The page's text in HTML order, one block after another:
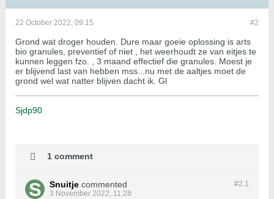
#2
22 October 2022, 09:15
Grond wat droger houden. Dure maar goeie oplossing is arts
bio granules, preventief of niet , het weerhoudt ze van eitjes te
kunnen leggen fzo. , 3 maand effectief die granules. Moest je
er blijvend last van hebben mss...nu met de aaltjes moet de
grond wel wat natter blijven dacht ik. Gl
Sjdp90
1 comment
#2.1
Snuitje commented
3 November 2022, 11:28